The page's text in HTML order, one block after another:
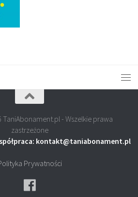
- Wszelkie prawa
zastrzeżone
kontakt@taniabonament.pl
Prywatności